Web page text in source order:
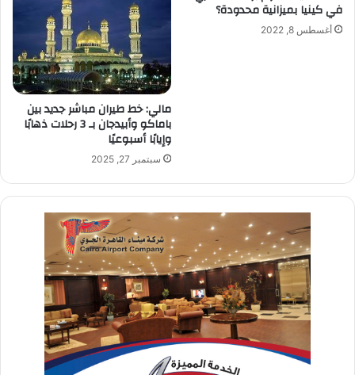
في كينيا بميزانية محدودة؟
أغسطس 8, 2022
مالي: خط طيران مباشر جديد بين
باماكو وأبيدجان بـ 3 رحلات ذهابًا
وإيابًا أسبوعيًا
سبتمبر 27, 2025